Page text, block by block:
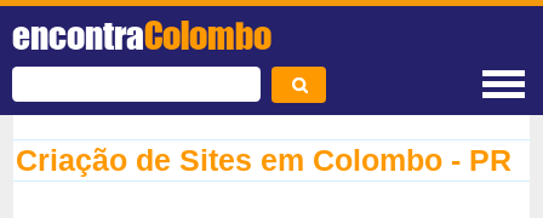
encontraColombo
Criação de Sites em Colombo - PR